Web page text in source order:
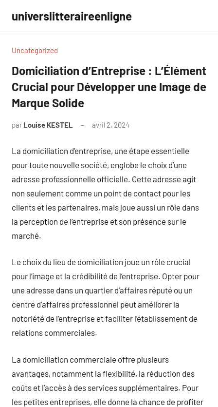
contenu
universlitteraireenligne
Uncategorized
Domiciliation d’Entreprise : L’Élément
Crucial pour Développer une Image de
Marque Solide
par Louise KESTEL avril 2, 2024
La domiciliation d’entreprise, une étape essentielle
pour toute nouvelle société, englobe le choix d’une
adresse professionnelle officielle. Cette adresse agit
non seulement comme un point de contact pour les
clients et les partenaires, mais joue aussi un rôle dans
la perception de l’entreprise et son présence sur le
marché.
Le choix du lieu de domiciliation joue un rôle crucial
pour l’image et la crédibilité de l’entreprise. Opter pour
une adresse dans un quartier d’affaires réputé ou un
centre d’affaires professionnel peut améliorer la
notoriété de l’entreprise et faciliter l’établissement de
relations commerciales.
La domiciliation commerciale offre plusieurs
avantages, notamment la flexibilité, la réduction des
coûts et l’accès à des services supplémentaires. Pour
les petites entreprises, elle donne la chance de profiter